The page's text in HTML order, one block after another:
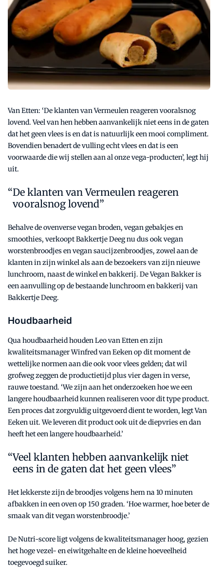
Van Etten: ‘De klanten van Vermeulen reageren vooralsnog
lovend. Veel van hen hebben aanvankelijk niet eens in de gaten
dat het geen vlees is en dat is natuurlijk een mooi compliment.
Bovendien benadert de vulling echt vlees en dat is een
voorwaarde die wij stellen aan al onze vega-producten’, legt hij
uit.
De klanten van Vermeulen reageren
vooralsnog lovend”
Behalve de ovenverse vegan broden, vegan gebakjes en
smoothies, verkoopt Bakkertje Deeg nu dus ook vegan
worstenbroodjes en vegan saucijzenbroodjes, zowel aan de
klanten in zijn winkel als aan de bezoekers van zijn nieuwe
lunchroom, naast de winkel en bakkerij. De Vegan Bakker is
een aanvulling op de bestaande lunchroom en bakkerij van
Bakkertje Deeg.
Houdbaarheid
Qua houdbaarheid houden Leo van Etten en zijn
kwaliteitsmanager Winfred van Eeken op dit moment de
wettelijke normen aan die ook voor vlees gelden; dat wil
grofweg zeggen de productietijd plus vier dagen in verse,
rauwe toestand. ‘We zijn aan het onderzoeken hoe we een
langere houdbaarheid kunnen realiseren voor dit type product.
Een proces dat zorgvuldig uitgevoerd dient te worden, legt Van
Eeken uit. We leveren dit product ook uit de diepvries en dan
heeft het een langere houdbaarheid.’
Veel klanten hebben aanvankelijk niet
eens in de gaten dat het geen vlees”
Het lekkerste zijn de broodjes volgens hem na 10 minuten
afbakken in een oven op 150 graden. ‘Hoe warmer, hoe beter de
smaak van dit vegan worstenbroodje.’
De Nutri-score ligt volgens de kwaliteitsmanager hoog, gezien
het hoge vezel- en eiwitgehalte en de kleine hoeveelheid
toegevoegd suiker.